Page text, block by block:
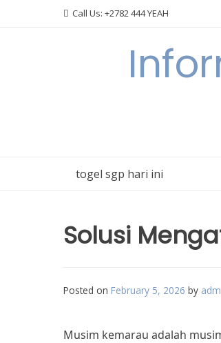
Call Us: +2782 444 YEAH
togel sgp hari ini
Solusi
Posted on February 5, 2026 by
Musim kemarau adalah